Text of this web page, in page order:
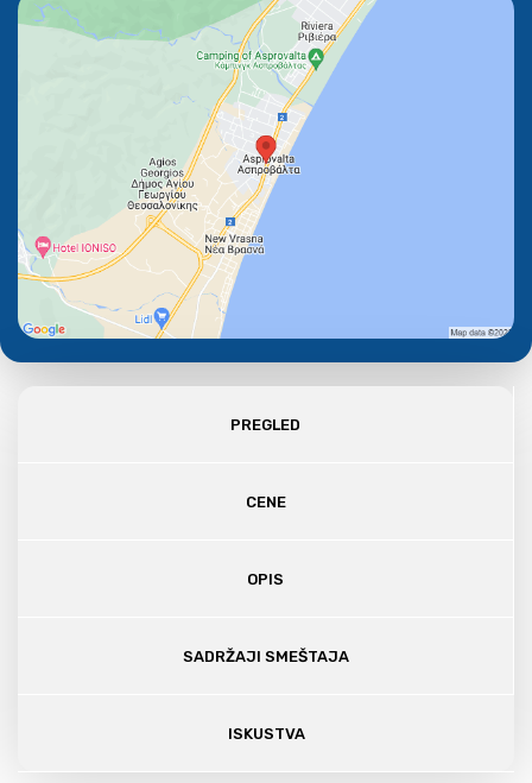
PREGLED
CENE
OPIS
SADRŽAJI SMEŠTAJA
ISKUSTVA